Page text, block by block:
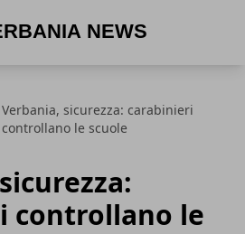
Verbania, sicurezza: carabinieri
controllano le scuole
controllano le